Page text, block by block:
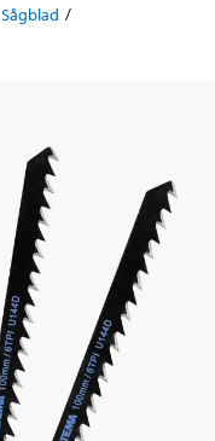
Sågblad